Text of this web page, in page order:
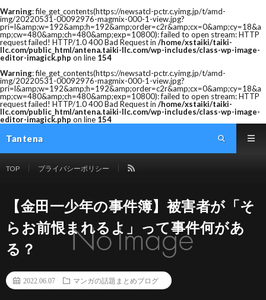
Warning: file_get_contents(https://newsatcl-pctr.c.yimg.jp/t/amd-
img/20220531-00092976-magmix-000-1-view.jpg?
pri=l&amp;w=192&amp;h=192&amp;order=c2r&amp;cx=0&amp;cy=18&a
mp;cw=480&amp;ch=480&amp;exp=10800): failed to open stream: HTTP
request failed! HTTP/1.0 400 Bad Request in /home/xstaiki/taiki-
llc.com/public_html/antena.taiki-llc.com/wp-includes/class-wp-image-
editor-imagick.php on line 154
Warning: file_get_contents(https://newsatcl-pctr.c.yimg.jp/t/amd-
img/20220531-00092976-magmix-000-1-view.jpg?
pri=l&amp;w=192&amp;h=192&amp;order=c2r&amp;cx=0&amp;cy=18&a
mp;cw=480&amp;ch=480&amp;exp=10800): failed to open stream: HTTP
request failed! HTTP/1.0 400 Bad Request in /home/xstaiki/taiki-
llc.com/public_html/antena.taiki-llc.com/wp-includes/class-wp-image-
editor-imagick.php on line 154
Tantena
TOP プライバシーポリシー
【金田一少年の事件簿】被害者が「そ
らお前恨まれるよ」って事件何があ
る？
2022.06.07 マンガの話題まとめブログ